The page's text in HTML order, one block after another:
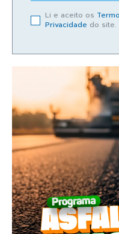
Li e aceito os
Privacidade do site.